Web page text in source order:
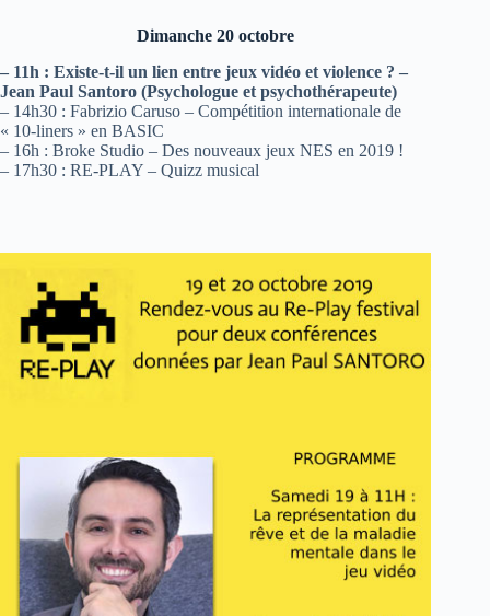
Dimanche 20 octobre
– 11h : Existe-t-il un lien entre jeux vidéo et violence ? –
Jean Paul Santoro (Psychologue et psychothérapeute)
– 14h30 : Fabrizio Caruso – Compétition internationale de
« 10-liners » en BASIC
– 16h : Broke Studio – Des nouveaux jeux NES en 2019 !
– 17h30 : RE-PLAY – Quizz musical